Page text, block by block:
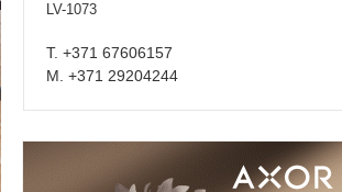
LV-1073
T. +371 67606157
M. +371 29204244